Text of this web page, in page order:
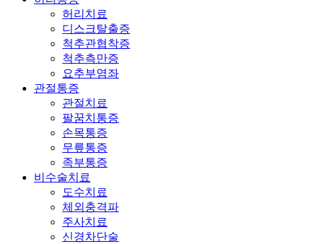
허리치료
디스크탈출증
척추관협착증
척추측만증
요추부염좌
관절통증
관절치료
팔꿈치통증
손목통증
무릎통증
족부통증
비수술치료
도수치료
체외충격파
주사치료
신경차단술